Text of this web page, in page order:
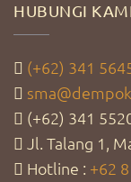
HUBUNGI
(+62) 341
(+62) 341
Jl. Talang 1,
Hotline : +62